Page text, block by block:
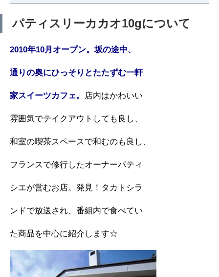
パティスリーカカオ10gについて
2010年10月オープン。坂の途中、
通りの奥にひっそりとたたずむ一軒
家スイーツカフェ。 店内はかわいい
雰囲気でテイクアウトしても良し、
和室の喫茶スペースで和むのも良し、
フランスで修行したオーナーパティ
シエが営むお店。発見！タカトシラ
ンドで放送され、番組内で食べてい
た商品を中心に紹介します☆